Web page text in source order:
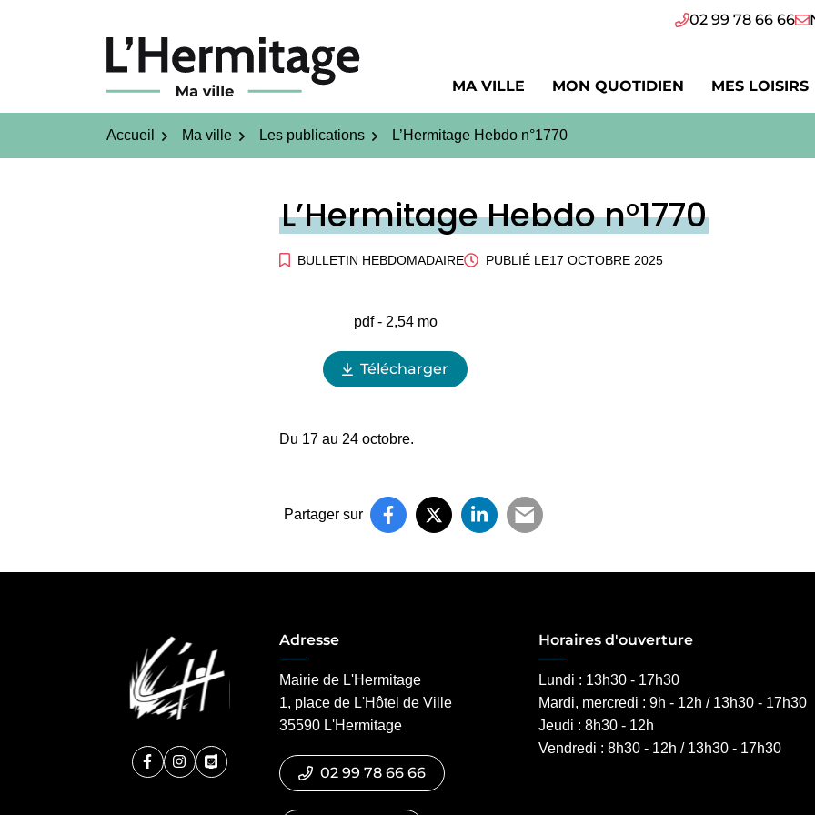
02 99 78 66 66
L'Hermitage ma ville MA VILLE MON QUOTIDIEN MES LOISIRS
Accueil Ma ville Les publications L’Hermitage Hebdo n°1770
L’Hermitage Hebdo n°1770
BULLETIN HEBDOMADAIRE PUBLIÉ LE17 OCTOBRE 2025
pdf - 2,54 mo
Télécharger
(ouverture dans un nouvel onglet)
Du 17 au 24 octobre.
Partager sur Partager sur Facebook
(ouverture dans un nouvel onglet)
Partager sur X (Twitter)
(ouverture dans un nouvel onglet)
Partager sur LinkedIn
(ouverture dans un nouvel onglet)
Partager par e-mail
(ouverture dans un nouvel
Facebook
(ouverture dans un nouvel onglet)
Instagram
(ouverture dans un nouvel onglet)
PanneauPocket
(ouverture dans un nouvel onglet)
Adresse
Mairie de L'Hermitage
1, place de L'Hôtel de Ville
35590 L'Hermitage
02 99 78 66 66
Horaires d'ouverture
Lundi : 13h30 - 17h30
Mardi, mercredi : 9h - 12h / 13h30 - 17h30
Jeudi : 8h30 - 12h
Vendredi : 8h30 - 12h / 13h30 - 17h30